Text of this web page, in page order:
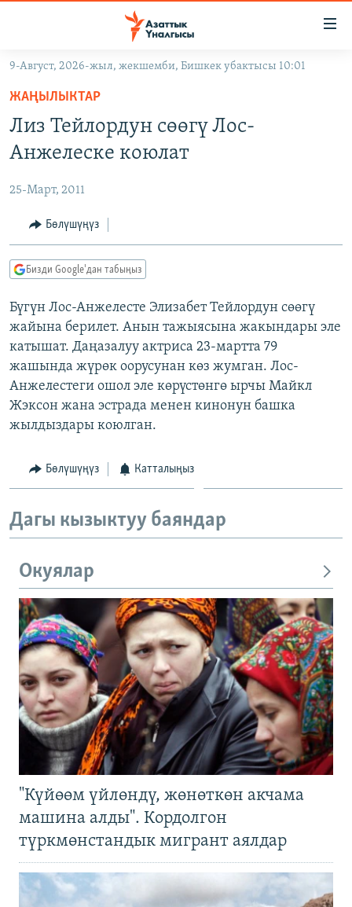
Навигацияга
өтүңүз
Издөөгө
салыңыз
ЭКОНОМИКА
МАДАНИЯТ
БОРБОР АЗИЯ
АТАЙЫН ИЛИКТӨӨ
ТВ ПРОГРАММАЛАР
ЭКСПЕРТТЕР ТАЛДАЙТ
БИЗ ЖАНА ДҮЙНӨ
ЭЖЕ-СИҢДИЛЕР
ЫҢГАЙСЫЗ СУРООЛОР
ӨЗГӨЧӨ ПИКИР
Русский
ОНЛАЙН ШЕРИНЕ
ЭЕ/АРнун бардык сайттары
9-Август, 2026-жыл, жекшемби, Бишкек убактысы 10:01
ЖАҢЫЛЫКТАР
Лиз Тейлордун сөөгү Лос-
Анжелеске коюлат
25-Март, 2011
Бөлүшүңүз
Бизди Google'дан табыңыз
Бүгүн Лос-Анжелесте Элизабет Тейлордун сөөгү
жайына берилет. Анын тажыясына жакындары эле
катышат. Даңазалуу актриса 23-мартта 79
жашында жүрөк оорусунан көз жумган. Лос-
Анжелестеги ошол эле көрүстөнгө ырчы Майкл
Жэксон жана эстрада менен кинонун башка
жылдыздары коюлган.
Бөлүшүңүз Катталыңыз
Дагы кызыктуу баяндар
Окуялар
"Күйөөм үйлөндү, жөнөткөн акчама
машина алды". Кордолгон
түркмөнстандык мигрант аялдар